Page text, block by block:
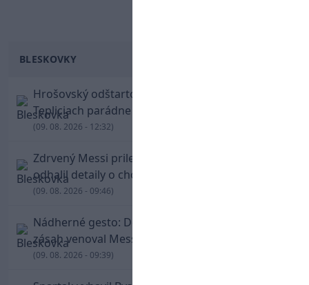
BLESKOVKY
Hrošovský odštartoval šialenú prestrelku! V
Tepliciach parádne skóroval už v prvej minúte
(09. 08. 2026 - 12:32)
Zdrvený Messi priletel do Argentíny, denník
odhalil detaily o chorobe jeho otca
(09. 08. 2026 - 09:46)
Nádherné gesto: De Paul po góle odhalil dres,
zásah venoval Messimu po strate otca
(09. 08. 2026 - 09:39)